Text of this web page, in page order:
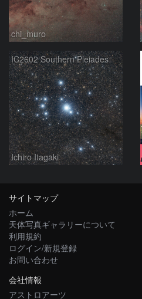
chi_muro
IC2602 Southern Pleiades
Ichiro Itagaki
サイトマップ
ホーム
天体写真ギャラリーについて
利用規約
ログイン/新規登録
お問い合わせ
会社情報
アストロアーツ